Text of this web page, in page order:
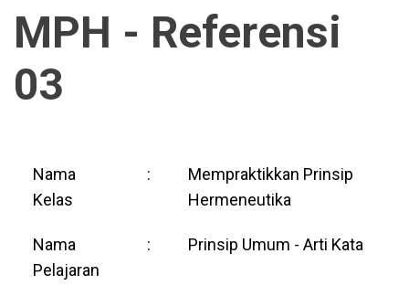
MPH - Referensi
03
Nama
Kelas
:
Mempraktikkan Prinsip
Hermeneutika
Nama
Pelajaran
: Prinsip Umum - Arti Kata